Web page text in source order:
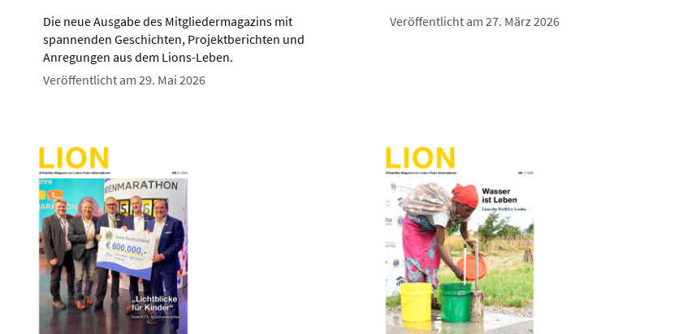
Die neue Ausgabe des Mitgliedermagazins mit
spannenden Geschichten, Projektberichten und
Anregungen aus dem Lions-Leben.
Veröffentlicht am 29. Mai 2026
Veröffentlicht am 27. März 2026